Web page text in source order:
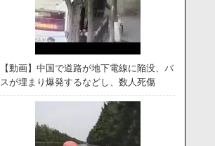
【動画】中国で道路が地下電線に陥没、バ
スが埋まり爆発するなどし、数人死傷